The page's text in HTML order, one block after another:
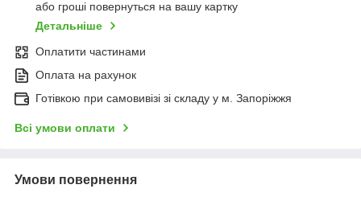
або гроші повернуться на вашу картку
Детальніше
Оплатити частинами
Оплата на рахунок
Готівкою при самовивізі зі складу у м. Запоріжжя
Всі умови оплати
Умови повернення